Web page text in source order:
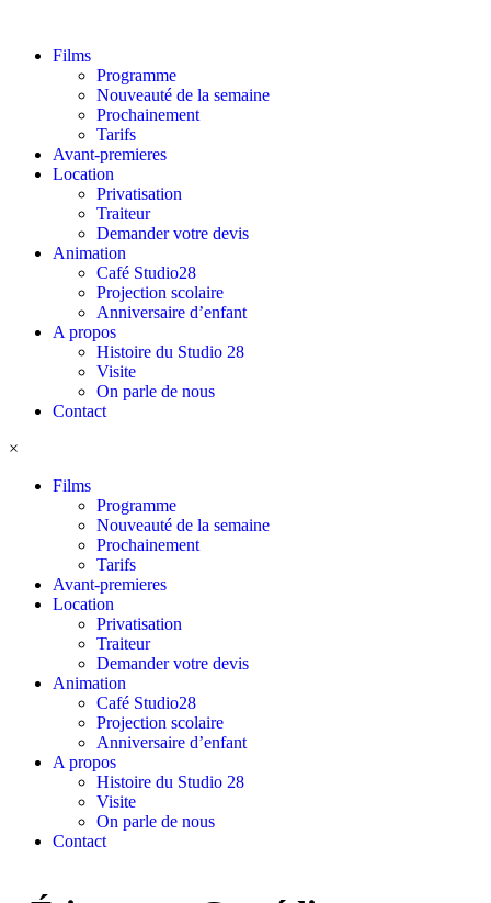
Films
Programme
Nouveauté de la semaine
Prochainement
Tarifs
Avant-premieres
Location
Privatisation
Traiteur
Demander votre devis
Animation
Café Studio28
Projection scolaire
Anniversaire d’enfant
A propos
Histoire du Studio 28
Visite
On parle de nous
Contact
×
Films
Programme
Nouveauté de la semaine
Prochainement
Tarifs
Avant-premieres
Location
Privatisation
Traiteur
Demander votre devis
Animation
Café Studio28
Projection scolaire
Anniversaire d’enfant
A propos
Histoire du Studio 28
Visite
On parle de nous
Contact